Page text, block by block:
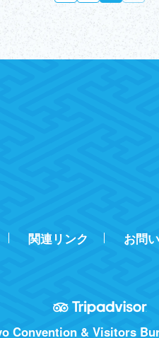
関連リンク お問
Convention & Visitors